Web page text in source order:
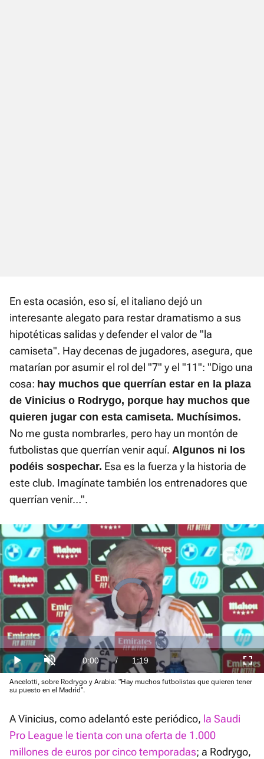
En esta ocasión, eso sí, el italiano dejó un
interesante alegato para restar dramatismo a sus
hipotéticas salidas y defender el valor de "la
camiseta". Hay decenas de jugadores, asegura, que
matarían por asumir el rol del "7" y el "11": "Digo una
cosa: hay muchos que querrían estar en la plaza
de Vinicius o Rodrygo, porque hay muchos que
quieren jugar con esta camiseta. Muchísimos.
No me gusta nombrarles, pero hay un montón de
futbolistas que querrían venir aquí. Algunos ni los
podéis sospechar. Esa es la fuerza y la historia de
este club. Imagínate también los entrenadores que
querrían venir…".
Video
Player
is
loading.
Play Unmute Current
Time
0:00 / Duration
1:19
Loaded
:
0%
Ancelotti, sobre Rodrygo y Arabia: "Hay muchos futbolistas que quieren tener
su puesto en el Madrid".
A Vinicius, como adelantó este periódico, la Saudi
Pro League le tienta con una oferta de 1.000
millones de euros por cinco temporadas; a Rodrygo,